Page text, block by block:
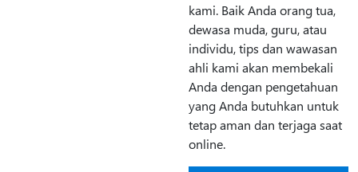
kami. Baik Anda orang tua,
dewasa muda, guru, atau
individu, tips dan wawasan
ahli kami akan membekali
Anda dengan pengetahuan
yang Anda butuhkan untuk
tetap aman dan terjaga saat
online.